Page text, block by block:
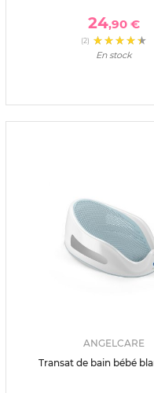
24,90 €
(2)
En stock
ANGELCARE
Transat de bain bébé